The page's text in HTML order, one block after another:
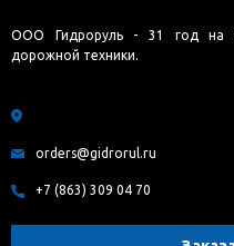
ООО Гидроруль - 31 год на
дорожной техники.
orders@gidrorul.ru
+7 (863) 309 04 70